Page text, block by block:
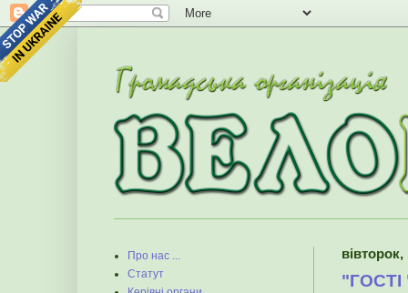
вівторок,
Про нас ...
Статут